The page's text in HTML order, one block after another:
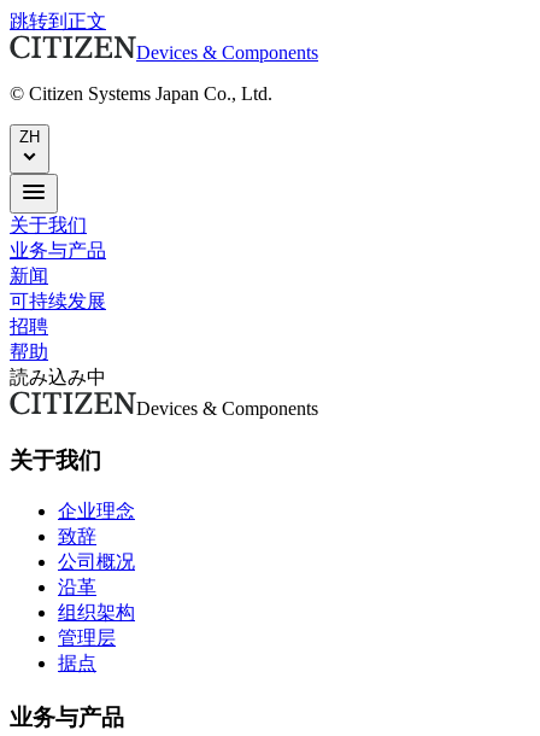
跳转到正文
Devices & Components
© Citizen Systems Japan Co., Ltd.
ZH
关于我们
业务与产品
新闻
可持续发展
招聘
帮助
読み込み中
Devices & Components
关于我们
企业理念
致辞
公司概况
沿革
组织架构
管理层
据点
业务与产品